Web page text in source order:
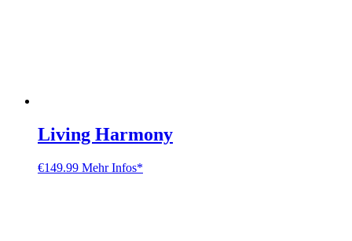
Living Harmony
€149.99 Mehr Infos*